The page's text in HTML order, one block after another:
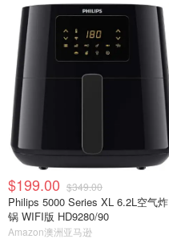
$199.00 $349.00
Philips 5000 Series XL 6.2L空气炸
锅 WIFI版 HD9280/90
Amazon澳洲亚马逊